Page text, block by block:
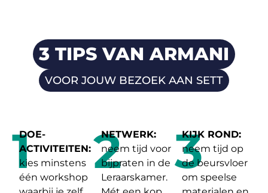
3 TIPS VAN ARMANI
VOOR JOUW BEZOEK AAN SETT
1
DOE-
ACTIVITEITEN:
kies minstens
één workshop 2
NETWERK:
neem tijd voor
bijpraten in de
Leraarskamer.
3
KIJK ROND:
neem tijd op
de beursvloer
om speelse